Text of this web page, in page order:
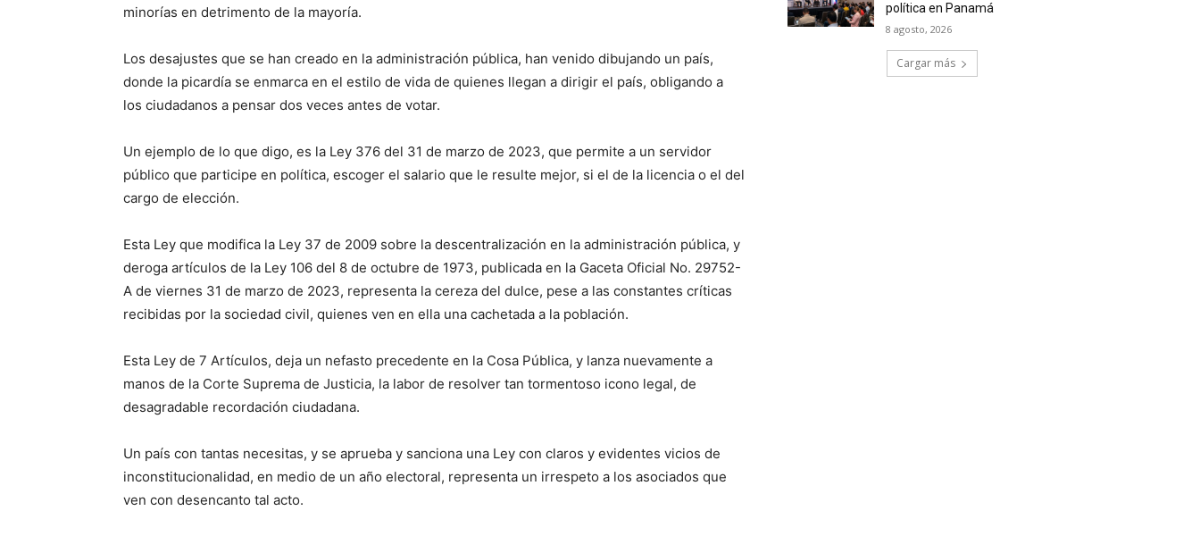
minorías en detrimento de la mayoría.
Los desajustes que se han creado en la administración pública, han venido dibujando un país,
donde la picardía se enmarca en el estilo de vida de quienes llegan a dirigir el país, obligando a
los ciudadanos a pensar dos veces antes de votar.
Un ejemplo de lo que digo, es la Ley 376 del 31 de marzo de 2023, que permite a un servidor
público que participe en política, escoger el salario que le resulte mejor, si el de la licencia o el del
cargo de elección.
Esta Ley que modifica la Ley 37 de 2009 sobre la descentralización en la administración pública, y
deroga artículos de la Ley 106 del 8 de octubre de 1973, publicada en la Gaceta Oficial No. 29752-
A de viernes 31 de marzo de 2023, representa la cereza del dulce, pese a las constantes críticas
recibidas por la sociedad civil, quienes ven en ella una cachetada a la población.
Esta Ley de 7 Artículos, deja un nefasto precedente en la Cosa Pública, y lanza nuevamente a
manos de la Corte Suprema de Justicia, la labor de resolver tan tormentoso icono legal, de
desagradable recordación ciudadana.
Un país con tantas necesitas, y se aprueba y sanciona una Ley con claros y evidentes vicios de
inconstitucionalidad, en medio de un año electoral, representa un irrespeto a los asociados que
ven con desencanto tal acto.
política en Panamá
8 agosto, 2026
Cargar más